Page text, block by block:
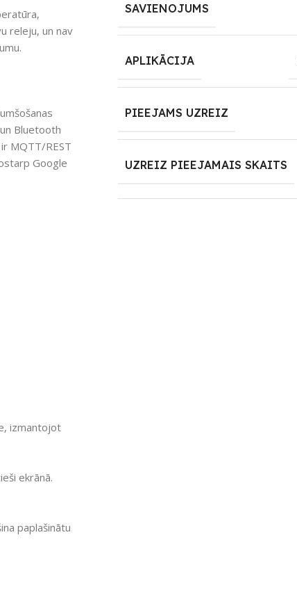
releju, un nav
Bluetooth
MQTT/REST
Google
izmantojot
ekrānā.
paplašinātu
SAVIENOJUMS
APLIKĀCIJA
PIEEJAMS UZREIZ
UZREIZ PIEEJAMAIS SKAITS